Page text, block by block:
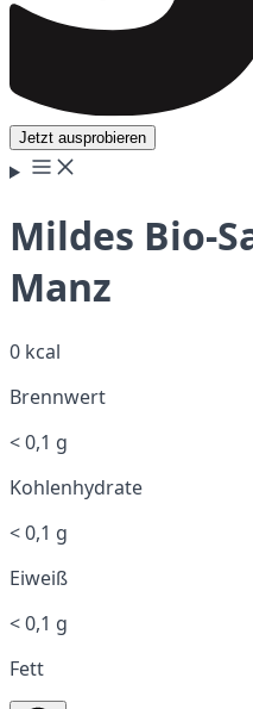
Jetzt ausprobieren
Mildes Bio-
Manz
0 kcal
Brennwert
< 0,1 g
Kohlenhydrate
< 0,1 g
Eiweiß
< 0,1 g
Fett